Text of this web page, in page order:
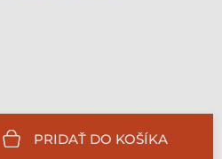
PRIDAŤ DO KOŠÍKA